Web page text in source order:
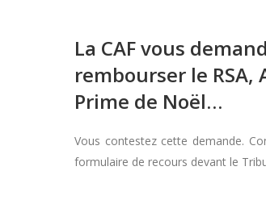
La CAF vous
rembourser le RSA,
Prime de Noël…
Vous contestez cette demande.
formulaire de recours devant le